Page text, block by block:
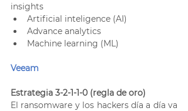
insights
Artificial inteligence (AI)
Advance analytics
Machine learning (ML)
Veeam
Estrategia 3-2-1-1-0 (regla de oro)
El ransomware y los hackers día a día va